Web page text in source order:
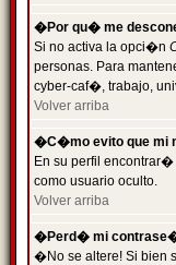
�Por qu� me
Si no activa la opci�n
personas. Para
cyber-caf�, trabajo,
Volver arriba
�C�mo evito que mi
En su perfil
como usuario oculto.
Volver arriba
�Perd� mi
�No se altere! Si bien